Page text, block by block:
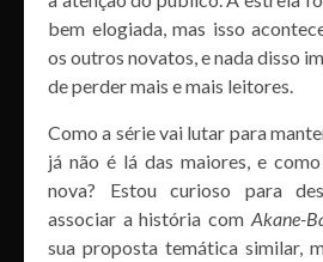
bem elogiada, mas isso
os outros novatos, e nada disso
de perder mais e mais leitores.
Como a série vai lutar para
já não é lá das maiores, e
nova? Estou curioso para
associar a história com Akane-
sua proposta temática similar,